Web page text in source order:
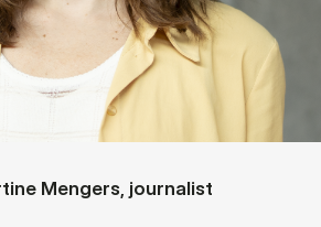
Mengers, journalist